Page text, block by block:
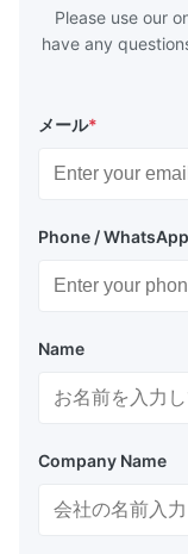
Please use our
have any
メール*
Phone / WhatsApp
Name
Company Name